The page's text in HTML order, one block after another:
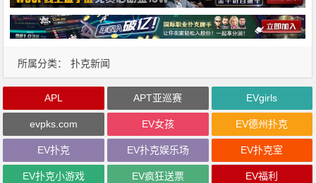
所属分类： 扑克新闻
APL APT亚巡赛 EVgirls
evpks.com EV女孩 EV德州扑克
EV扑克 EV扑克娱乐场 EV扑克室
EV扑克小游戏 EV疯狂送票 EV福利